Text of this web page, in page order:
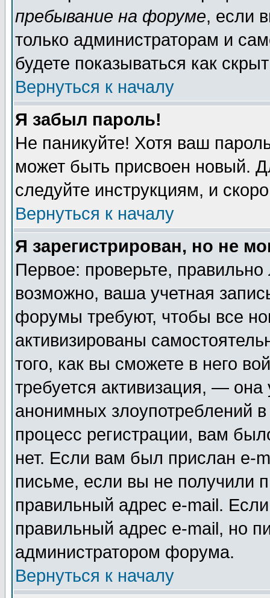
пребывание на форуме, если
только администраторам и
будете показываться как
Вернуться к началу
Я забыл пароль!
Не паникуйте! Хотя ваш
может быть присвоен новый.
следуйте инструкциям, и
Вернуться к началу
Я зарегистрирован, но не
Первое: проверьте,
возможно, ваша учетная
форумы требуют, чтобы все
активизированы
того, как вы сможете в него
требуется активизация, —
анонимных злоупотреблений
процесс регистрации, вам
нет. Если вам был прислан e-
письме, если вы не получили
правильный адрес e-mail.
правильный адрес e-mail, но
администратором форума.
Вернуться к началу